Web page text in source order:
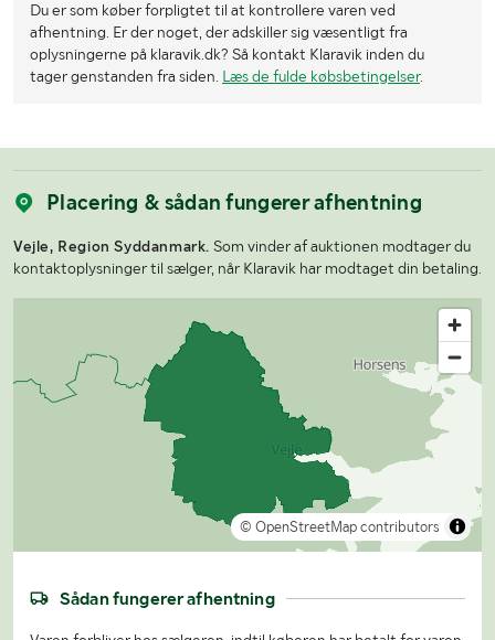
Du er som køber forpligtet til at kontrollere varen ved
afhentning. Er der noget, der adskiller sig væsentligt fra
oplysningerne på klaravik.dk? Så kontakt Klaravik inden du
tager genstanden fra siden. Læs de fulde købsbetingelser.
Placering & sådan fungerer afhentning
Vejle, Region Syddanmark. Som vinder af auktionen modtager du
kontaktoplysninger til sælger, når Klaravik har modtaget din betaling.
© OpenStreetMap contributors
Sådan fungerer afhentning